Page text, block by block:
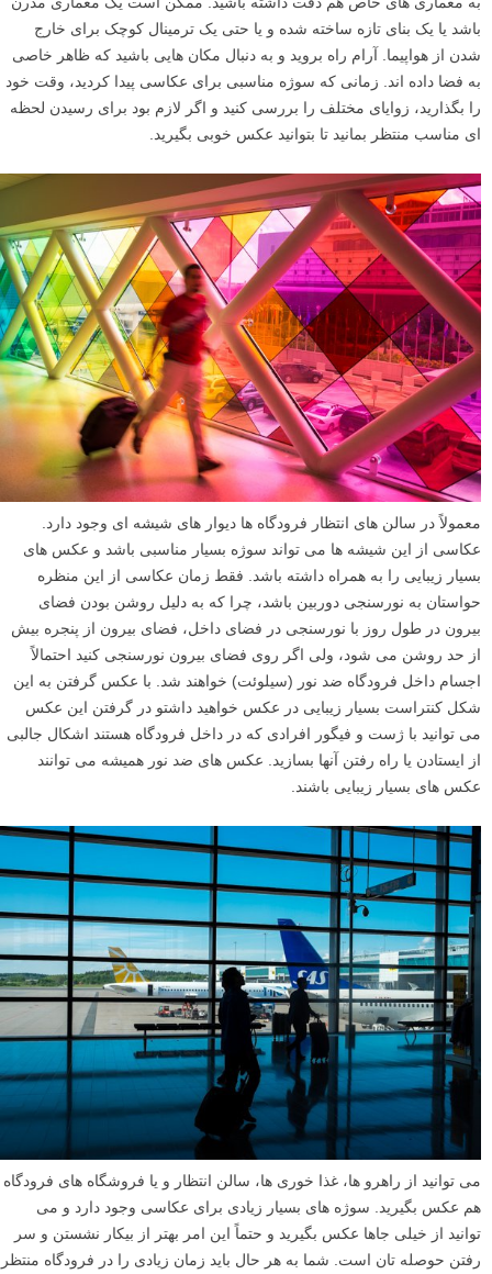
باشد یا یک بنای تازه ساخته شده و یا حتی یک ترمینال کوچک برای خارج
شدن از هواپیما. آرام راه بروید و به دنبال مکان هایی باشید که ظاهر خاصی
به فضا داده اند. زمانی که سوژه مناسبی برای عکاسی پیدا کردید، وقت خود
را بگذارید، زوایای مختلف را بررسی کنید و اگر لازم بود برای رسیدن لحظه
ای مناسب منتظر بمانید تا بتوانید عکس خوبی بگیرید.
معمولاً در سالن های انتظار فرودگاه ها دیوار های شیشه ای وجود دارد.
عکاسی از این شیشه ها می تواند سوژه بسیار مناسبی باشد و عکس های
بسیار زیبایی را به همراه داشته باشد. فقط زمان عکاسی از این منظره
حواستان به نورسنجی دوربین باشد، چرا که به دلیل روشن بودن فضای
بیرون در طول روز با نورسنجی در فضای داخل، فضای بیرون از پنجره بیش
از حد روشن می شود، ولی اگر روی فضای بیرون نورسنجی کنید احتمالاً
اجسام داخل فرودگاه ضد نور (سیلوئت) خواهند شد. با عکس گرفتن به این
شکل کنتراست بسیار زیبایی در عکس خواهید داشتو در گرفتن این عکس
می توانید با ژست و فیگور افرادی که در داخل فرودگاه هستند اشکال جالبی
از ایستادن یا راه رفتن آنها بسازید. عکس های ضد نور همیشه می توانند
عکس های بسیار زیبایی باشند.
می توانید از راهرو ها، غذا خوری ها، سالن انتظار و یا فروشگاه های فرودگاه
هم عکس بگیرید. سوژه های بسیار زیادی برای عکاسی وجود دارد و می
توانید از خیلی جاها عکس بگیرید و حتماً این امر بهتر از بیکار نشستن و سر
رفتن حوصله تان است. شما به هر حال باید زمان زیادی را در فرودگاه منتظر